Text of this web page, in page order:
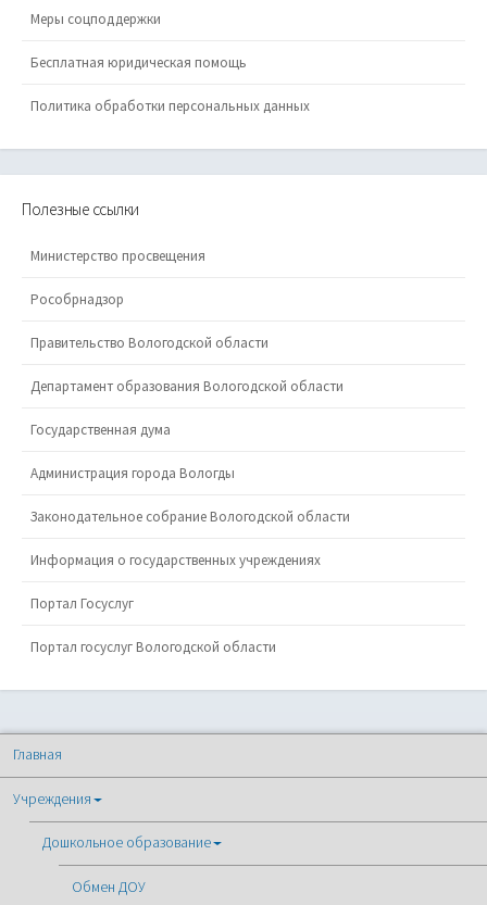
Меры соцподдержки
Бесплатная юридическая помощь
Политика обработки персональных данных
Полезные ссылки
Министерство просвещения
Рособрнадзор
Правительство Вологодской области
Департамент образования Вологодской области
Государственная дума
Администрация города Вологды
Законодательное собрание Вологодской области
Информация о государственных учреждениях
Портал Госуслуг
Портал госуслуг Вологодской области
Главная
Учреждения
Дошкольное образование
Обмен ДОУ